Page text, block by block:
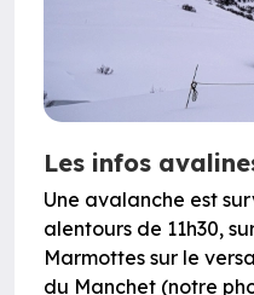
Les infos
Une avalanche est
alentours de 11h30,
Marmottes sur le
du Manchet (notre